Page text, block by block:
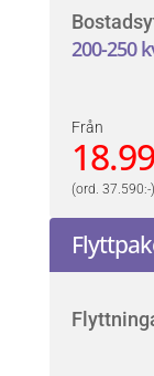
200-250
Från
(ord. 37.590:-)